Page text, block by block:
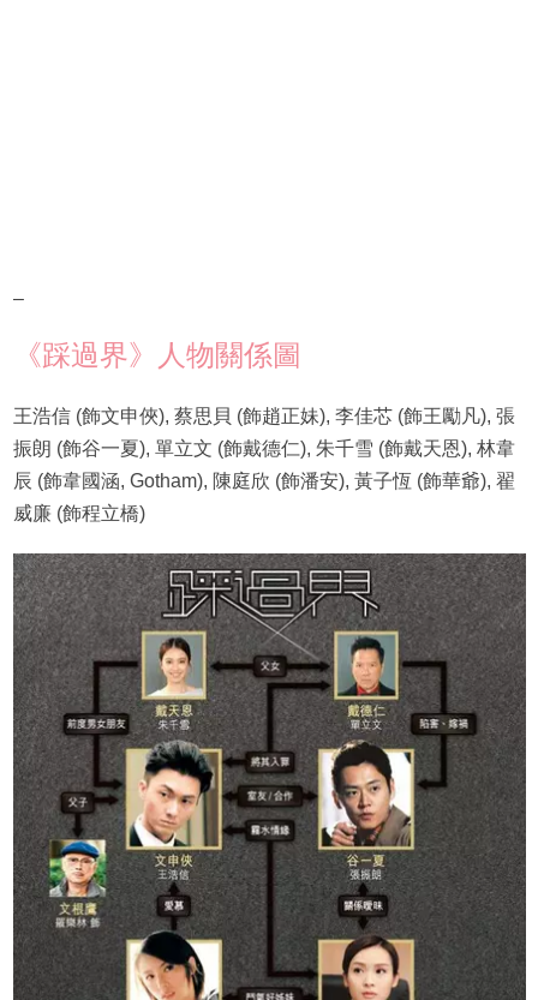
–
《踩過界》人物關係圖
王浩信 (飾文申俠), 蔡思貝 (飾趙正妹), 李佳芯 (飾王勵凡), 張
振朗 (飾谷一夏), 單立文 (飾戴德仁), 朱千雪 (飾戴天恩), 林韋
辰 (飾韋國涵, Gotham), 陳庭欣 (飾潘安), 黃子恆 (飾華爺), 翟
威廉 (飾程立橋)